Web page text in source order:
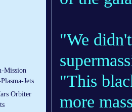
Mission
Jets
Orbiter
"We
"This
more